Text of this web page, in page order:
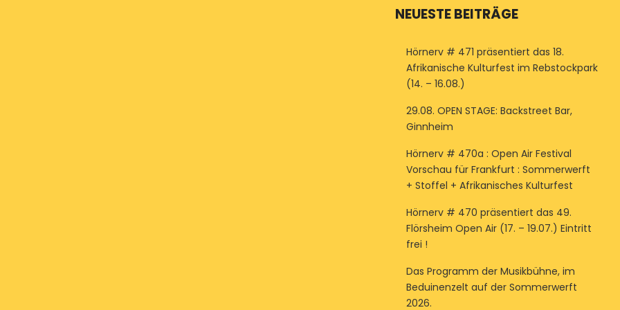
NEUESTE BEITRÄGE
Hörnerv # 471 präsentiert das 18.
Afrikanische Kulturfest im Rebstockpark
(14. – 16.08.)
29.08. OPEN STAGE: Backstreet Bar,
Ginnheim
Hörnerv # 470a : Open Air Festival
Vorschau für Frankfurt : Sommerwerft
+ Stoffel + Afrikanisches Kulturfest
Hörnerv # 470 präsentiert das 49.
Flörsheim Open Air (17. – 19.07.) Eintritt
frei !
Das Programm der Musikbühne, im
Beduinenzelt auf der Sommerwerft
2026.